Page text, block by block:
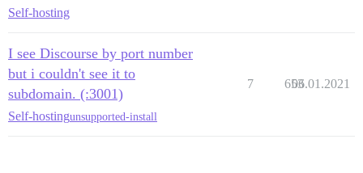
Self-hosting
I see Discourse by port number
but i couldn't see it to
subdomain. (:3001)
Self-hostingunsupported-install
7 653
06.01.2021